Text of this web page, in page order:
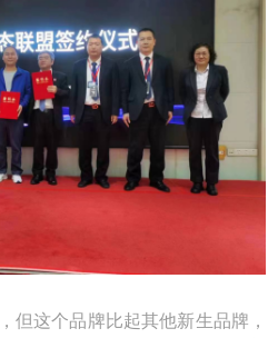
但这个品牌比起其他新生品牌，